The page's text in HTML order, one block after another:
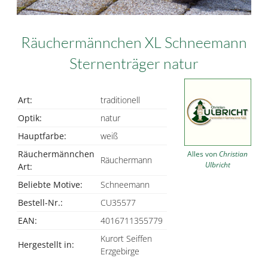
Räuchermännchen XL Schneemann
Sternenträger natur
Art:
traditionell
Optik:
natur
Hauptfarbe:
weiß
Räuchermännchen
Art:
Räuchermann
Beliebte Motive:
Schneemann
Bestell-Nr.:
CU35577
EAN:
4016711355779
Hergestellt in:
Kurort Seiffen
Erzgebirge
Alles von Christian
Ulbricht